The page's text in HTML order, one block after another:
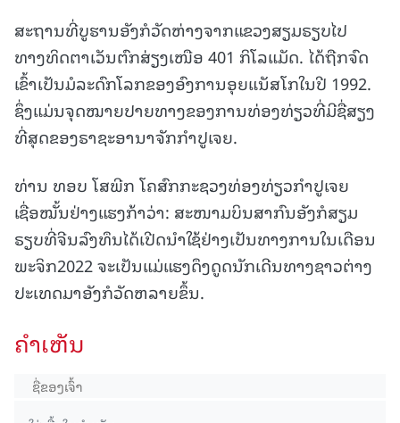
ສະຖານທີ່ບູຮານອັງກໍວັດຫ່າງຈາກແຂວງສຽມຣຽບໄປ
ທາງທິດຕາເວັນຕົກສ່ຽງເໜືອ 401 ກິໂລແມັດ. ໄດ້ຖືກຈົດ
ເຂົ້າເປັນມໍລະດົກໂລກຂອງອົງການອຸຍແນັສໂກໃນປີ 1992.
ຊຶ່ງແມ່ນຈຸດໝາຍປາຍທາງຂອງການທ່ອງທ່ຽວທີ່ມີຊື່ສຽງ
ທີ່ສຸດຂອງຣາຊະອານາຈັກກຳປູເຈຍ.
ທ່ານ ທອບ ໂສພີກ ໂຄສົກກະຊວງທ່ອງທ່ຽວກຳປູເຈຍ
ເຊື່ອໝັ້ນຢ່າງແຮງກ້າວ່າ: ສະໜາມບິນສາກົນອັງກໍສຽມ
ຣຽບທີ່ຈີນລົງທຶນໄດ້ເປີດນຳໃຊ້ຢ່າງເປັນທາງການໃນເດືອນ
ພະຈິກ2022 ຈະເປັນແມ່ແຮງດຶງດູດນັກເດີນທາງຊາວຕ່າງ
ປະເທດມາອັງກໍວັດຫລາຍຂຶ້ນ.
ຄໍາເຫັນ